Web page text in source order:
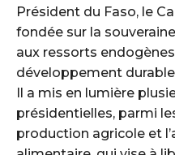
Président du Faso, le
fondée sur la
aux ressorts
développement
Il a mis en lumière
présidentielles, parmi
production agricole et